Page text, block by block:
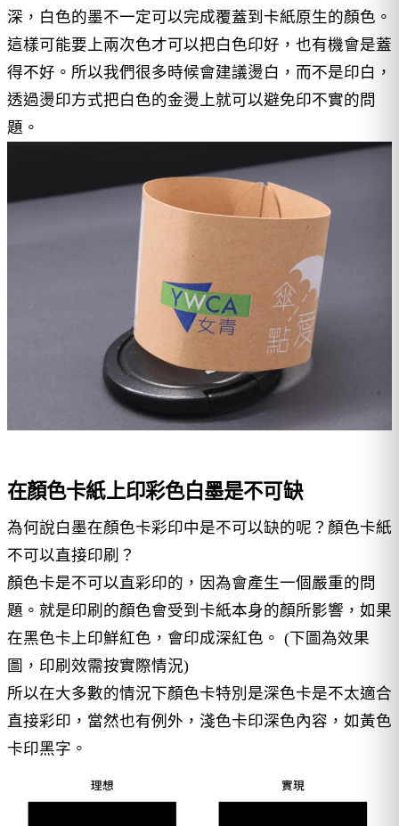
深，白色的墨不一定可以完成覆蓋到卡紙原生的顏色。
這樣可能要上兩次色才可以把白色印好，也有機會是蓋
得不好。所以我們很多時候會建議燙白，而不是印白，
透過燙印方式把白色的金燙上就可以避免印不實的問
題。
在顏色卡紙上印彩色白墨是不可缺
為何說白墨在顏色卡彩印中是不可以缺的呢？顏色卡紙
不可以直接印刷？
顏色卡是不可以直彩印的，因為會產生一個嚴重的問
題。就是印刷的顏色會受到卡紙本身的顏所影響，如果
在黑色卡上印鮮紅色，會印成深紅色。 (下圖為效果
圖，印刷效需按實際情況)
所以在大多數的情況下顏色卡特別是深色卡是不太適合
直接彩印，當然也有例外，淺色卡印深色內容，如黃色
卡印黑字。